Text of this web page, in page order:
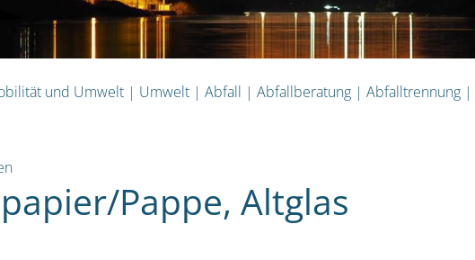
und Umwelt | Umwelt | Abfall | Abfallberatung | Abfalltrennung |
Pappe, Altglas